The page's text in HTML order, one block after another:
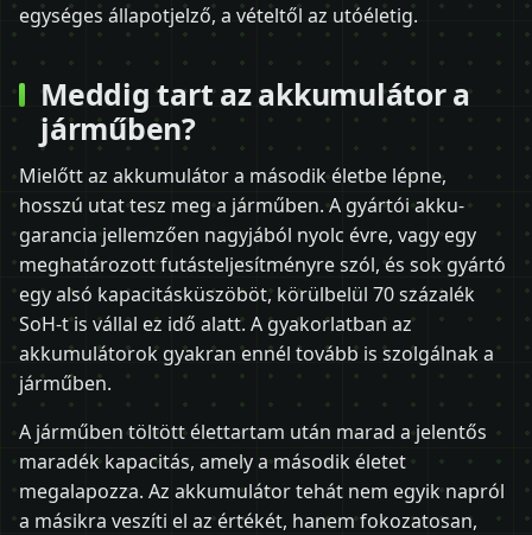
egységes állapotjelző, a vételtől az utóéletig.
Meddig tart az akkumulátor a
járműben?
Mielőtt az akkumulátor a második életbe lépne,
hosszú utat tesz meg a járműben. A gyártói akku-
garancia jellemzően nagyjából nyolc évre, vagy egy
meghatározott futásteljesítményre szól, és sok gyártó
egy alsó kapacitásküszöböt, körülbelül 70 százalék
SoH-t is vállal ez idő alatt. A gyakorlatban az
akkumulátorok gyakran ennél tovább is szolgálnak a
járműben.
A járműben töltött élettartam után marad a jelentős
maradék kapacitás, amely a második életet
megalapozza. Az akkumulátor tehát nem egyik napról
a másikra veszíti el az értékét, hanem fokozatosan,